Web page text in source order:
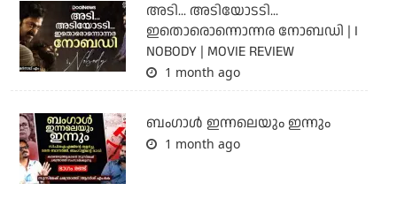
അടി... അടിയോടടി...
ഇതൊരൊന്നൊന്നര നോബഡി | I
NOBODY | MOVIE REVIEW
1 month ago
ബംഗാള്‍ ഇന്നലെയും ഇന്നും
1 month ago